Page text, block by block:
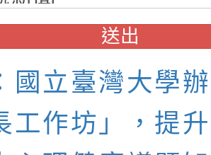
案， 請教師
查照。
孫樂淘桃－祖
」海報電子檔
鼓勵所屬同仁
）、學校、民
關銓敘部建置
所得重審後實
，公立學校退
用
團法人台灣優
會辦理115年
豬肉生產流程
園市衛生局
市青少年菸害
送出
國立臺灣大學
工作坊」，提